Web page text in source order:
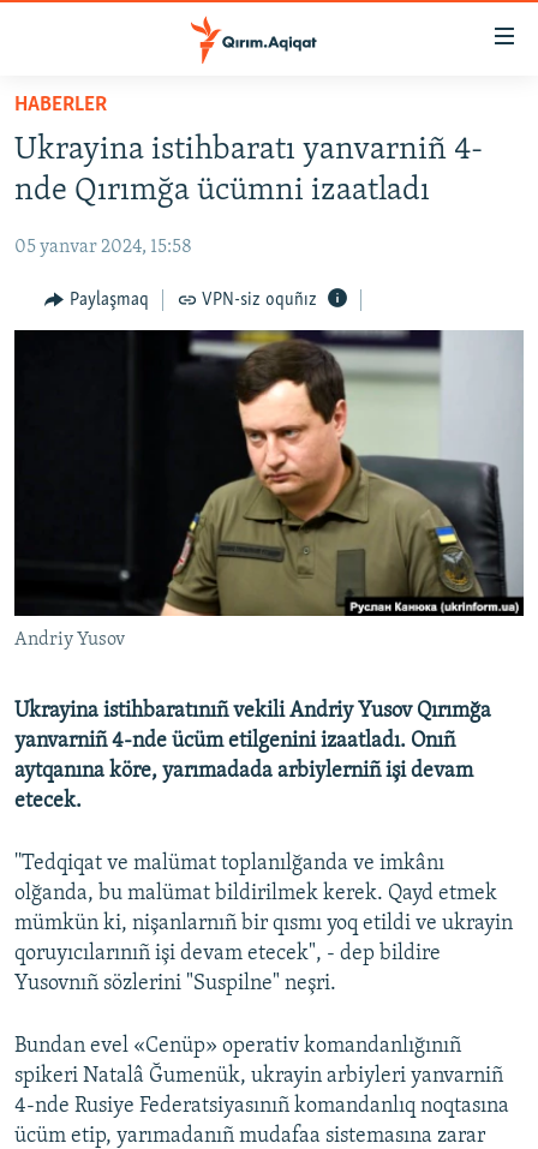
Esas
qaytmaq
Baş
qaytmaq
qaytmaq
HABERLER
SİYASET
İQTİSADİYAT
CEMİYET
MEDENİYET
Українською
RFE/RS bütün saytları
HABERLER
Ukrayina istihbaratı yanvarniñ 4-
nde Qırımğa ücümni izaatladı
05 yanvar 2024, 15:58
Paylaşmaq VPN-siz oquñız
Andriy Yusov
Ukrayina istihbaratınıñ vekili Andriy Yusov Qırımğa
yanvarniñ 4-nde ücüm etilgenini izaatladı. Onıñ
aytqanına köre, yarımadada arbiylerniñ işi devam
etecek.
''Tedqiqat ve malümat toplanılğanda ve imkânı
olğanda, bu malümat bildirilmek kerek. Qayd etmek
mümkün ki, nişanlarnıñ bir qısmı yoq etildi ve ukrayin
qoruyıcılarınıñ işi devam etecek", - dep bildire
Yusovnıñ sözlerini "Suspilne" neşri.
Bundan evel «Cenüp» operativ komandanlığınıñ
spikeri Natalâ Ğumenük, ukrayin arbiyleri yanvarniñ
4-nde Rusiye Federatsiyasınıñ komandanlıq noqtasına
ücüm etip, yarımadanıñ mudafaa sistemasına zarar